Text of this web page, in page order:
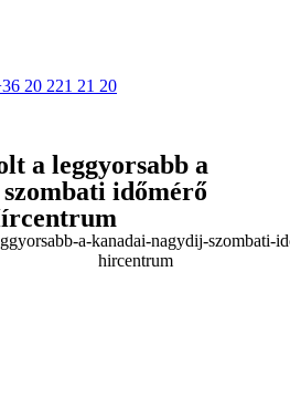
20 221 21 20
a leggyorsabb a
időmérő